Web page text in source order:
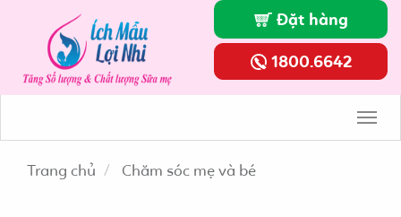
Đặt hàng
1800.6642
Trang chủ Chăm sóc mẹ và bé